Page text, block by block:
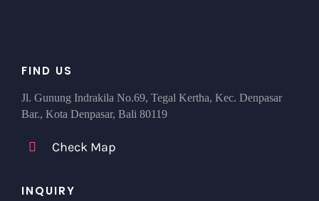
FIND US
Jl. Gunung Indrakila No.69, Tegal Kertha, Kec. Denpasar
Bar., Kota Denpasar, Bali 80119
Check Map
INQUIRY